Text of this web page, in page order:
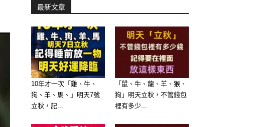
最新文章
10年才一次「雞、牛、
狗、羊、馬、」明天7號
立秋，記...
「鼠、牛、龍、羊、猴、
狗」明天立秋，不管錢包
裡有多少...